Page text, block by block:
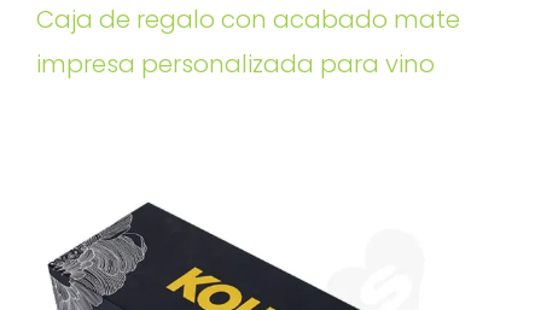
Caja de regalo con acabado mate
impresa personalizada para vino